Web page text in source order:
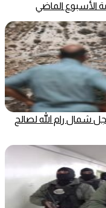
شمال رام الله لصالح